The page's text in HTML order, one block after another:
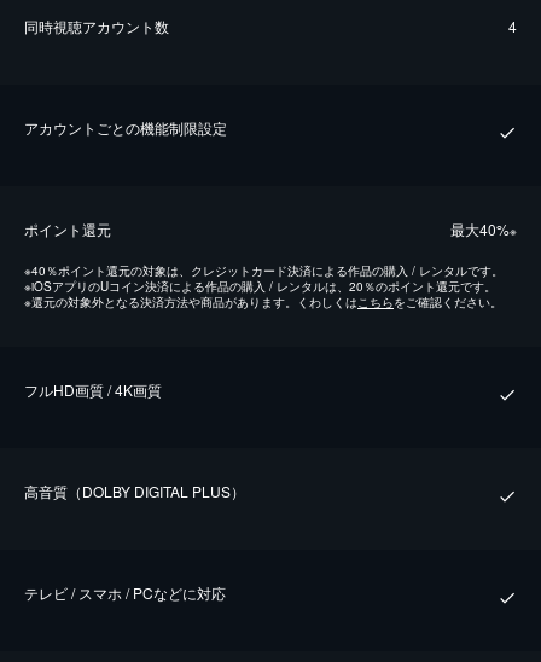
同時視聴アカウント数 4
アカウントごとの機能制限設定
ポイント還元 最⼤40%※
※40％ポイント還元の対象は、クレジットカード決済による作品の購入 / レンタルです。
※iOSアプリのUコイン決済による作品の購入 / レンタルは、20％のポイント還元です。
※還元の対象外となる決済方法や商品があります。くわしくはこちらをご確認ください。
フルHD画質 / 4K画質
⾼⾳質（DOLBY DIGITAL PLUS）
テレビ / スマホ / PCなどに対応